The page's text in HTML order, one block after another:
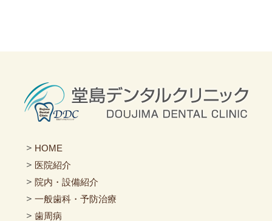
＞ HOME
＞ 医院紹介
＞院内・設備紹介
＞一般歯科・予防治療
＞歯周病